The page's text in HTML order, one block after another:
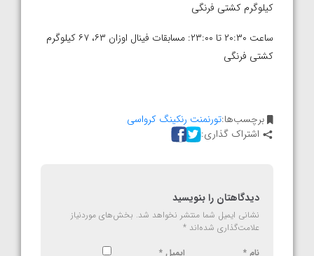
کیلوگرم کشتی فرنگی
ساعت ۲۰:۳۰ تا ۲۳:۰۰: مسابقات فینال اوزان ۶۳، ۶۷ کیلوگرم
کشتی فرنگی
برچسب‌ها:تورنمنت رنکینگ کرواسی
اشتراک گذاری:
دیدگاهتان را بنویسید
نشانی ایمیل شما منتشر نخواهد شد. بخش‌های موردنیاز
علامت‌گذاری شده‌اند *
نام * ایمیل *